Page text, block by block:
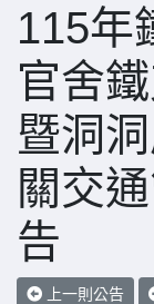
115年
官舍
暨洞
關交
告
上一則公告